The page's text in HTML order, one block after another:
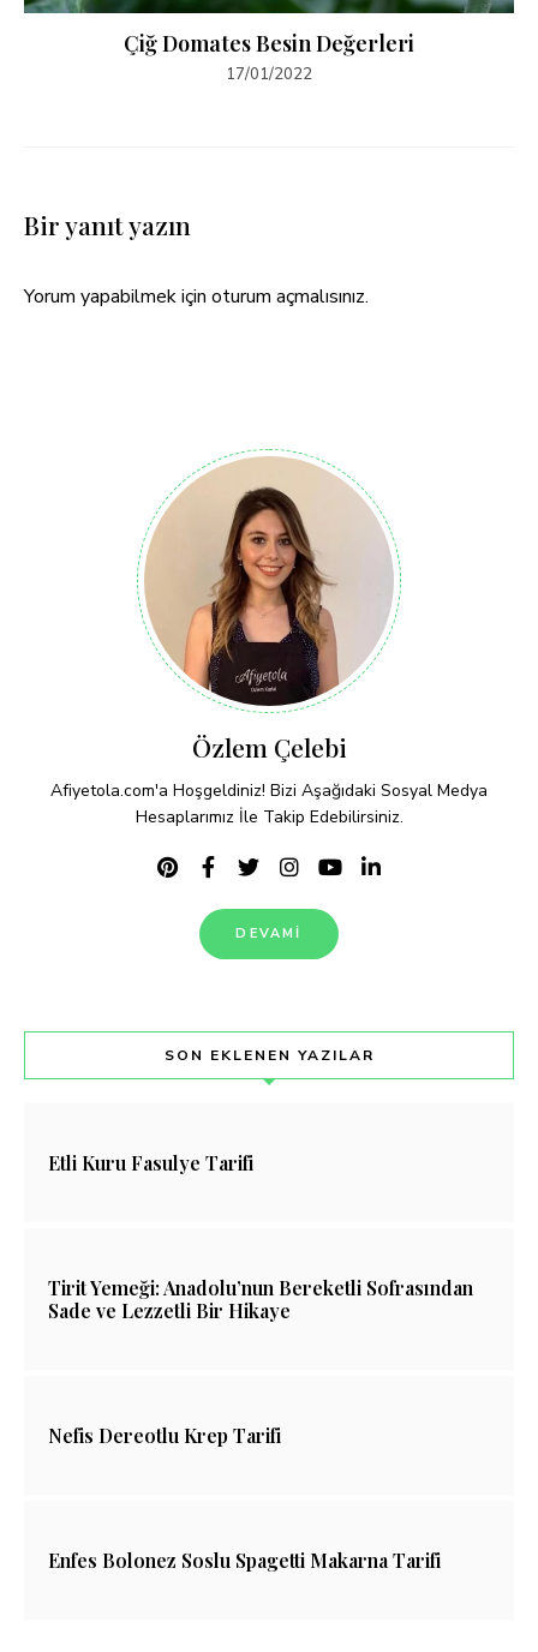
Çiğ Domates Besin Değerleri
17/01/2022
Bir yanıt yazın
Yorum yapabilmek için oturum açmalısınız.
Özlem Çelebi
Afiyetola.com'a Hoşgeldiniz! Bizi Aşağıdaki Sosyal Medya
Hesaplarımız İle Takip Edebilirsiniz.
DEVAMI
SON EKLENEN YAZILAR
Etli Kuru Fasulye Tarifi
Tirit Yemeği: Anadolu’nun Bereketli Sofrasından
Sade ve Lezzetli Bir Hikaye
Nefis Dereotlu Krep Tarifi
Enfes Bolonez Soslu Spagetti Makarna Tarifi